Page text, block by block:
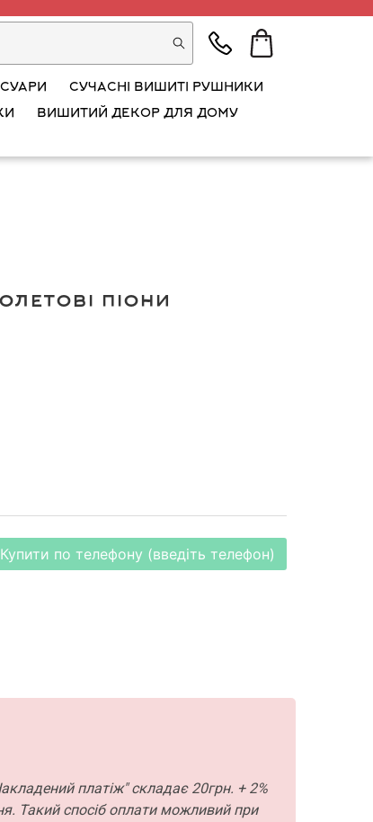
СУЧАСНІ ВИШИТІ РУШНИКИ
ВИШИТИЙ ДЕКОР ДЛЯ ДОМУ
піони
Купити по телефону (введіть телефон)
платіж" складає 20грн. + 2%
Такий спосіб оплати можливий при